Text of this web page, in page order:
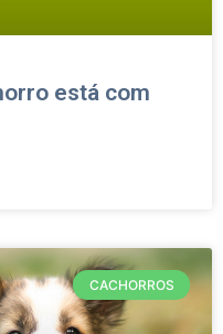
está com
CACHORROS